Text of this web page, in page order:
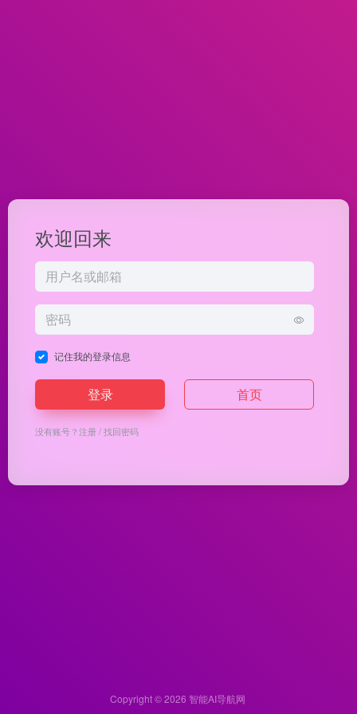
欢迎回来
记住我的登录信息
登录 首页
没有账号？注册/找回密码
Copyright © 2026 智能AI导航网